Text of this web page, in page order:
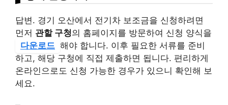
답변. 경기 오산에서 전기차 보조금을 신청하려면
먼저 관할 구청의 홈페이지를 방문하여 신청 양식을
다운로드 해야 합니다. 이후 필요한 서류를 준비
하고, 해당 구청에 직접 제출하면 됩니다. 편리하게
온라인으로도 신청 가능한 경우가 있으니 확인해 보
세요.